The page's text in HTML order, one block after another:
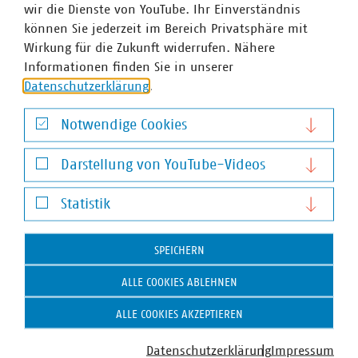
Die kommunalen Unternehmen betreiben ein
riesiges Infrastrukturnetzwerk und sind für
dessen Aus- und Umbau verantwortlich.
Thema
Kommunale Arbeitgeber
Kommunale Unternehmen arbeiten hoch
professionell, sind innovativ, zahlen nach Tarif
und bieten gute Weiterbildungsmöglichkeiten
©vege/stock.adobe.com
wir die Dienste von YouTube. Ihr Einverständnis
können Sie jederzeit im Bereich Privatsphäre mit
Wirkung für die Zukunft widerrufen. Nähere
Informationen finden Sie in unserer
Datenschutzerklärung.
Notwendige Cookies
Notwendige Cookies
Darstellung von YouTube-Videos
Darstellung von YouTube-Videos
Statistik
Statistik
SPEICHERN
ALLE COOKIES ABLEHNEN
ALLE COOKIES AKZEPTIEREN
DatenschutzerklärungImpressum